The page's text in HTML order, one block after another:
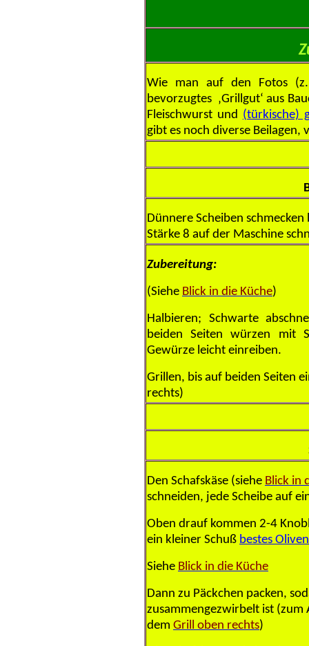
Wie man auf den Fotos
bevorzugtes ‚Grillgut‘ aus
Fleischwurst und (türkische)
gibt es noch diverse Beilagen,
Dünnere Scheiben
Stärke 8 auf der Maschine
Zubereitung:
(Siehe Blick in die Küche)
Halbieren; Schwarte
beiden Seiten würzen mit
Gewürze leicht einreiben.
Grillen, bis auf beiden Seiten
rechts)
Den Schafskäse (siehe Blick in
schneiden, jede Scheibe auf
Oben drauf kommen 2-4
ein kleiner Schuß bestes
Siehe Blick in die Küche
Dann zu Päckchen packen,
zusammengezwirbelt ist (zum
dem Grill oben rechts)